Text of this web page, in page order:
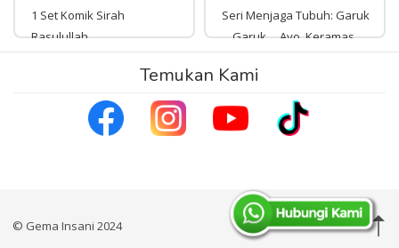
1 Set Komik Sirah
Rasulullah
180,000
Seri Menjaga Tubuh: Garuk
... Garuk ... Ayo, Keramas,
Rp 45,000
Temukan Kami
© Gema Insani 2024